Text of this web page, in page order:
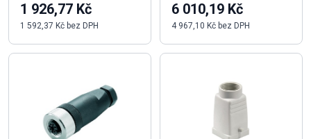
1 926,77 Kč
1 592,37 Kč bez DPH
6 010,19 Kč
4 967,10 Kč bez DPH